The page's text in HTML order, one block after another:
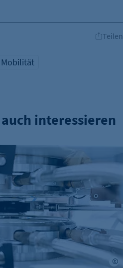
Teilen
Mobilität
interessieren
im Plus